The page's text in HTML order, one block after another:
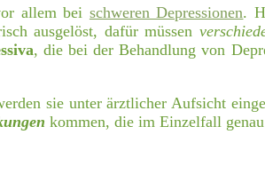
allem bei schweren Depressionen.
ausgelöst, dafür müssen
, die bei der Behandlung von
sie unter ärztlicher Aufsicht
kommen, die im Einzelfall